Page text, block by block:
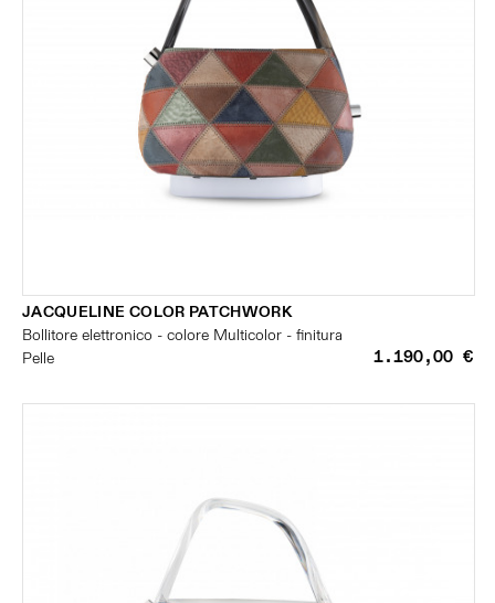
JACQUELINE COLOR PATCHWORK
Bollitore elettronico - colore Multicolor - finitura
Pelle
1.190,00 €